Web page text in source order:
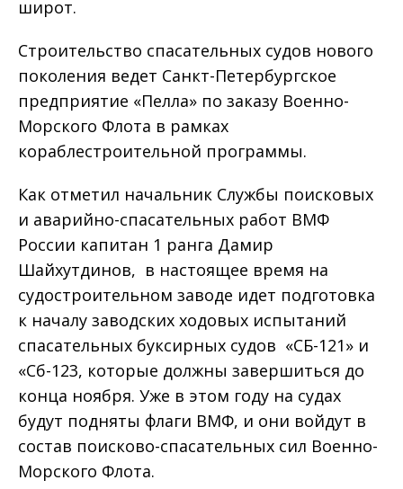
широт.
Строительство спасательных судов нового
поколения ведет Санкт-Петербургское
предприятие «Пелла» по заказу Военно-
Морского Флота в рамках
кораблестроительной программы.
Как отметил начальник Службы поисковых
и аварийно-спасательных работ ВМФ
России капитан 1 ранга Дамир
Шайхутдинов, в настоящее время на
судостроительном заводе идет подготовка
к началу заводских ходовых испытаний
спасательных буксирных судов «СБ-121» и
«Сб-123, которые должны завершиться до
конца ноября. Уже в этом году на судах
будут подняты флаги ВМФ, и они войдут в
состав поисково-спасательных сил Военно-
Морского Флота.